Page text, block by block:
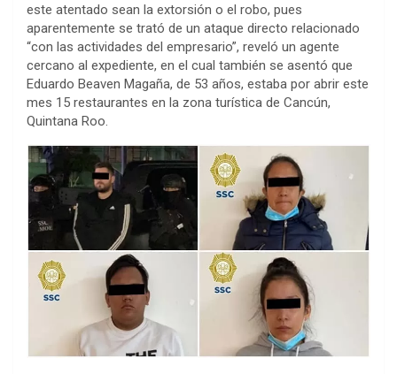
este atentado sean la extorsión o el robo, pues
aparentemente se trató de un ataque directo relacionado
“con las actividades del empresario”, reveló un agente
cercano al expediente, en el cual también se asentó que
Eduardo Beaven Magaña, de 53 años, estaba por abrir este
mes 15 restaurantes en la zona turística de Cancún,
Quintana Roo.